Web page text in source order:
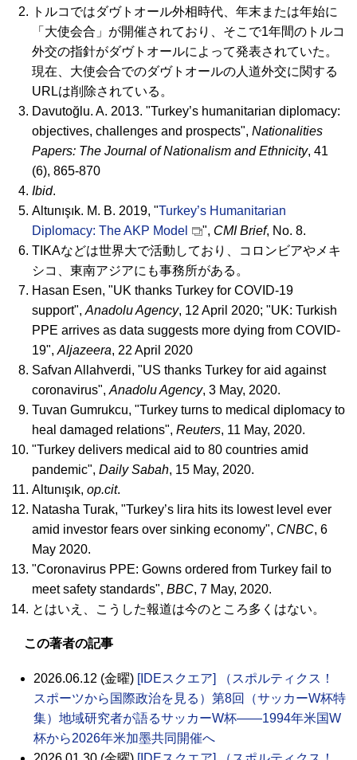
トルコではダヴトオール外相時代、年末または年始に
「大使会合」が開催されており、そこで1年間のトルコ
外交の指針がダヴトオールによって発表されていた。
現在、大使会合でのダヴトオールの人道外交に関する
URLは削除されている。
Davutoğlu. A. 2013. "Turkey’s humanitarian diplomacy:
objectives, challenges and prospects", Nationalities
Papers: The Journal of Nationalism and Ethnicity, 41
(6), 865-870
Ibid.
Altunışık. M. B. 2019, "Turkey’s Humanitarian
Diplomacy: The AKP Model
", CMI Brief, No. 8.
TIKAなどは世界大で活動しており、コロンビアやメキ
シコ、東南アジアにも事務所がある。
Hasan Esen, "UK thanks Turkey for COVID-19
support", Anadolu Agency, 12 April 2020; "UK: Turkish
PPE arrives as data suggests more dying from COVID-
19", Aljazeera, 22 April 2020
Safvan Allahverdi, "US thanks Turkey for aid against
coronavirus", Anadolu Agency, 3 May, 2020.
Tuvan Gumrukcu, "Turkey turns to medical diplomacy to
heal damaged relations", Reuters, 11 May, 2020.
"Turkey delivers medical aid to 80 countries amid
pandemic", Daily Sabah, 15 May, 2020.
Altunışık, op.cit.
Natasha Turak, "Turkey’s lira hits its lowest level ever
amid investor fears over sinking economy", CNBC, 6
May 2020.
"Coronavirus PPE: Gowns ordered from Turkey fail to
meet safety standards", BBC, 7 May, 2020.
とはいえ、こうした報道は今のところ多くはない。
この著者の記事
2026.06.12 (金曜) [IDEスクエア] （スポルティクス！
スポーツから国際政治を見る）第8回（サッカーW杯特
集）地域研究者が語るサッカーW杯――1994年米国W
杯から2026年米加墨共同開催へ